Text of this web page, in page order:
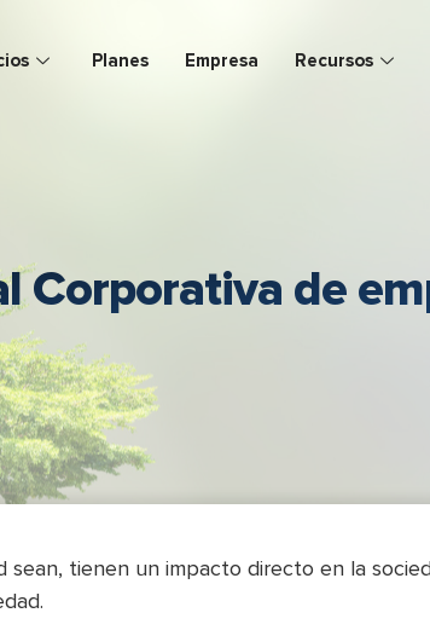
Planes Empresa Recursos
Corporativa de
sean, tienen un impacto directo en la